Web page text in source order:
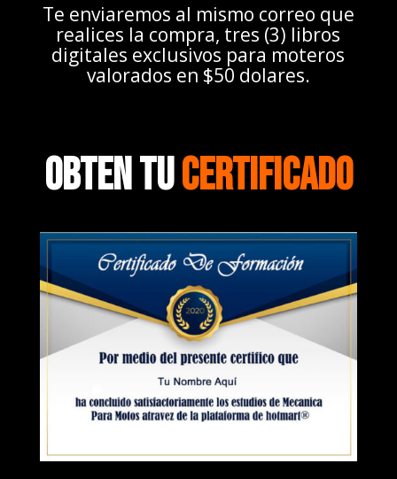
Te enviaremos al mismo correo que
realices la compra, tres (3) libros
digitales exclusivos para moteros
valorados en $50 dolares.
OBTEN TUCERTIFICADO